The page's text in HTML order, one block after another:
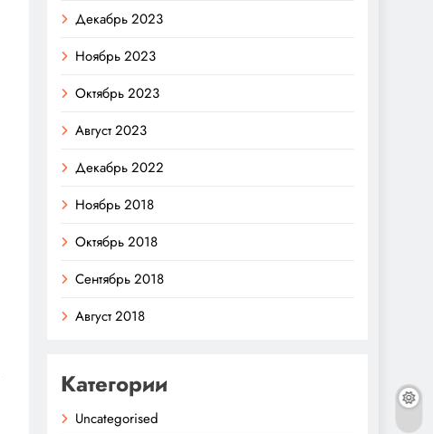
Декабрь 2023
Ноябрь 2023
Октябрь 2023
Август 2023
Декабрь 2022
Ноябрь 2018
Октябрь 2018
Сентябрь 2018
Август 2018
Категории
Uncategorised